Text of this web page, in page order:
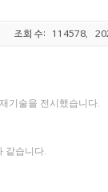
조회 수: 114578,
기술을 전시했습니다.
같습니다.